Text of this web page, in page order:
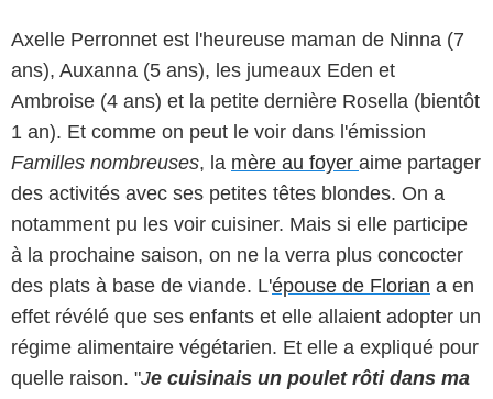
Axelle Perronnet est l'heureuse maman de Ninna (7
ans), Auxanna (5 ans), les jumeaux Eden et
Ambroise (4 ans) et la petite dernière Rosella (bientôt
1 an). Et comme on peut le voir dans l'émission
Familles nombreuses, la mère au foyer aime partager
des activités avec ses petites têtes blondes. On a
notamment pu les voir cuisiner. Mais si elle participe
à la prochaine saison, on ne la verra plus concocter
des plats à base de viande. L'épouse de Florian a en
effet révélé que ses enfants et elle allaient adopter un
régime alimentaire végétarien. Et elle a expliqué pour
quelle raison. "Je cuisinais un poulet rôti dans ma